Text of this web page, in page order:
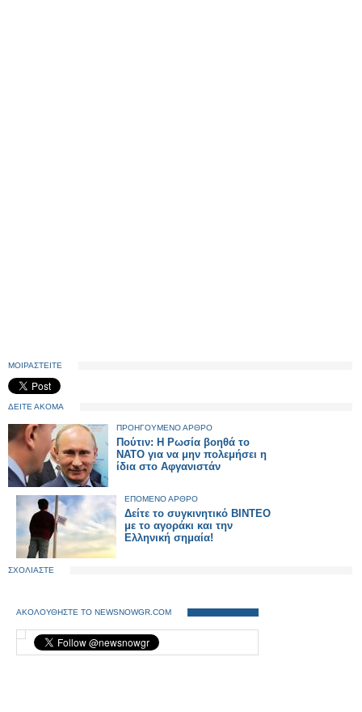
ΜΟΙΡΑΣΤΕΙΤΕ
ΔΕΙΤΕ ΑΚΟΜΑ
ΠΡΟΗΓΟΥΜΕΝΟ ΑΡΘΡΟ
Πούτιν: Η Ρωσία βοηθά το
ΝΑΤΟ για να μην πολεμήσει η
ίδια στο Αφγανιστάν
ΕΠΟΜΕΝΟ ΑΡΘΡΟ
Δείτε το συγκινητικό ΒΙΝΤΕΟ
με το αγοράκι και την
Ελληνική σημαία!
ΣΧΟΛΙΑΣΤΕ
ΑΚΟΛΟΥΘΗΣΤΕ ΤΟ NEWSNOWGR.COM